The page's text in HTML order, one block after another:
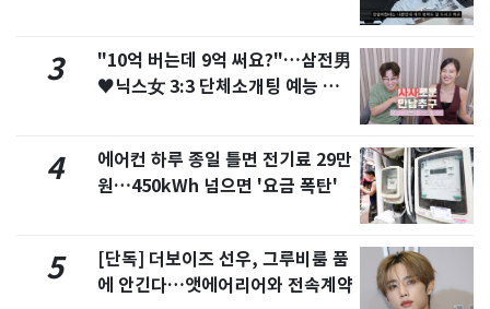
3
"10억 버는데 9억 써요?"…삼전男
♥닉스女 3:3 단체소개팅 예능 화
4
에어컨 하루 종일 틀면 전기료 29만
원…450kWh 넘으면 '요금 폭탄'
5
[단독] 더보이즈 선우, 그루비룸 품
에 안긴다…앳에어리어와 전속계약